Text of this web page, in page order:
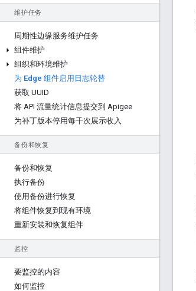
维护任务
周期性边缘服务维护任务
组件维护
组织和环境维护
为 Edge 组件启用日志轮替
获取 UUID
将 API 流量统计信息提交到 Apigee
为补丁版本停用每千次展示收入
备份和恢复
备份和恢复
执行备份
使用备份进行恢复
将组件恢复到现有环境
重新安装和恢复组件
监控
要监控的内容
如何监控